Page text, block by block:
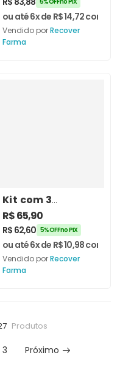
L-Tirosina, Long
Jack e Maca
Peruana –
Recover Farma
ou até 6x de R$14,72com
Vendido porRecover
Farma
Kit com 3
Unidades de
Maca Peruana
500mg 60
Cápsulas –
Recover Farma
R$65,90
R$ 62,60 5% OFF no PIX
ou até 6x de R$10,98com
Vendido porRecover
Farma
Produtos
3 Próximo